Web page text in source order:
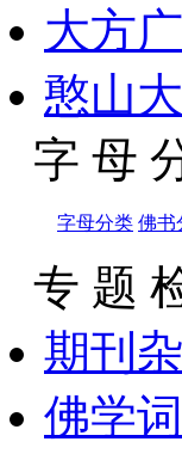
大方
憨山
字 母
字母分类 佛书
专 题
期刊
佛学